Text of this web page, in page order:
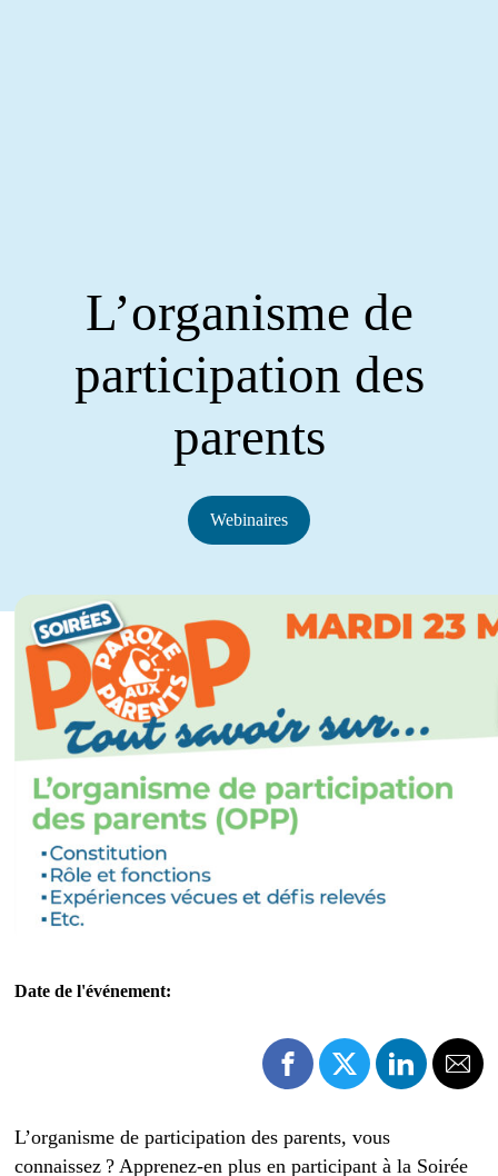
L’organisme de
participation des
parents
Webinaires
Date de l'événement:
L’organisme de participation des parents, vous
connaissez ? Apprenez-en plus en participant à la Soirée